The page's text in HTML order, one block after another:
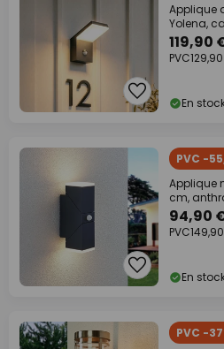
Applique
Yolena,
119,90
PVC
En
PVC -
Applique
cm,
94,90
PVC
En
PVC -